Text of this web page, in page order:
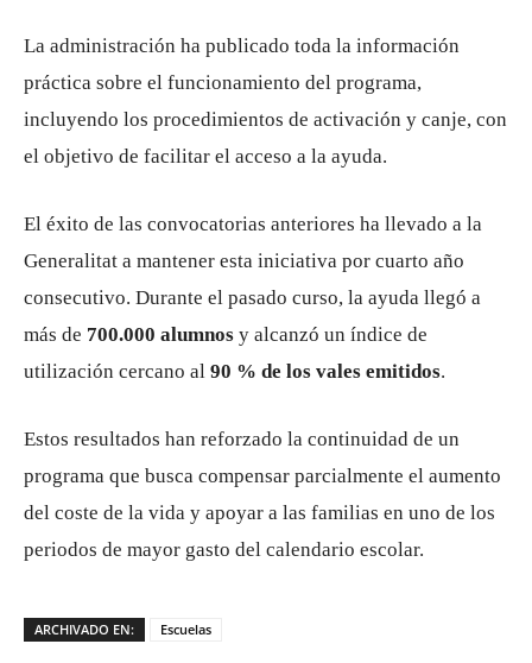
La administración ha publicado toda la información
práctica sobre el funcionamiento del programa,
incluyendo los procedimientos de activación y canje, con
el objetivo de facilitar el acceso a la ayuda.
El éxito de las convocatorias anteriores ha llevado a la
Generalitat a mantener esta iniciativa por cuarto año
consecutivo. Durante el pasado curso, la ayuda llegó a
más de 700.000 alumnos y alcanzó un índice de
utilización cercano al 90 % de los vales emitidos.
Estos resultados han reforzado la continuidad de un
programa que busca compensar parcialmente el aumento
del coste de la vida y apoyar a las familias en uno de los
periodos de mayor gasto del calendario escolar.
ARCHIVADO EN: Escuelas